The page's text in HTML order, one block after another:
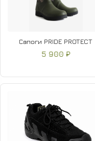
Сапоги PRIDE PROTECT
5 900 ₽